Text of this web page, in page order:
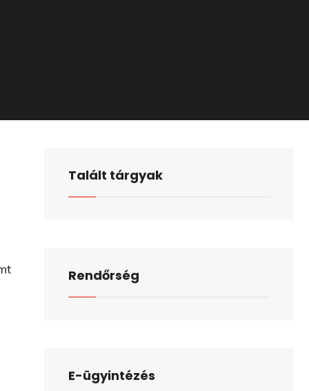
Talált tárgyak
Rendőrség
E-ügyintézés